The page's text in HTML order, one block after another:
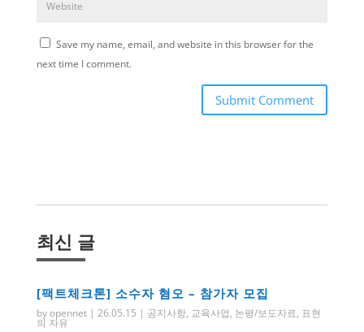
Save my name, email, and website in this browser for the
next time I comment.
Submit Comment
최신 글
[팩트체크톤] 소수자 혐오 – 참가자 모집
byopennet| 26.05.15 | 공지사항, 교육사업, 논평/보도자료, 표현
의 자유